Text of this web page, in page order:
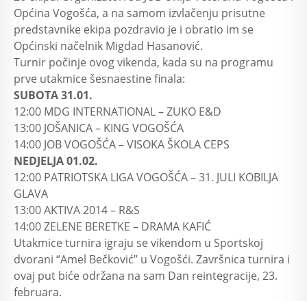
Općina Vogošća, a na samom izvlačenju prisutne
predstavnike ekipa pozdravio je i obratio im se
Općinski načelnik Migdad Hasanović.
Turnir počinje ovog vikenda, kada su na programu
prve utakmice šesnaestine finala:
SUBOTA 31.01.
12:00 MDG INTERNATIONAL – ZUKO E&D
13:00 JOŠANICA – KING VOGOŠĆA
14:00 JOB VOGOŠĆA – VISOKA ŠKOLA CEPS
NEDJELJA 01.02.
12:00 PATRIOTSKA LIGA VOGOŠĆA – 31. JULI KOBILJA
GLAVA
13:00 AKTIVA 2014 – R&S
14:00 ZELENE BERETKE – DRAMA KAFIĆ
Utakmice turnira igraju se vikendom u Sportskoj
dvorani “Amel Bečković” u Vogošći. Završnica turnira i
ovaj put biće održana na sam Dan reintegracije, 23.
februara.